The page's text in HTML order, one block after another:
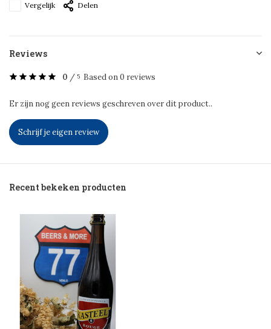
Vergelijk Delen
Reviews
0 / 5 Based on 0 reviews
Er zijn nog geen reviews geschreven over dit product..
Schrijf je eigen review
Recent bekeken producten